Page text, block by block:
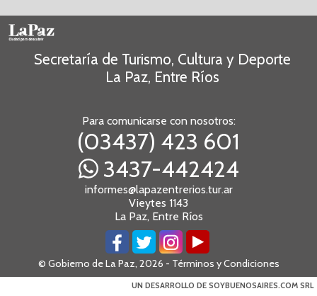
Secretaría de Turismo, Cultura y Deporte
La Paz, Entre Ríos
Para comunicarse con nosotros:
(03437) 423 601
3437-442424
informes@lapazentrerios.tur.ar
Vieytes 1143
La Paz, Entre Ríos
© Gobierno de La Paz, 2026 - Términos y Condiciones
UN DESARROLLO DE SOYBUENOSAIRES.COM SRL